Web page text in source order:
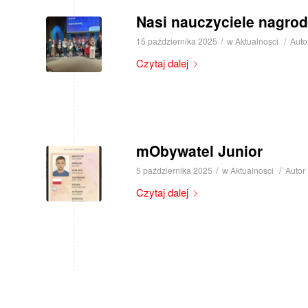
Nasi nauczyciele
15 października 2025 / wAktualnosci /
Czytaj dalej
mObywatel Junior
5 października 2025 / wAktualnosci / Autor
Czytaj dalej